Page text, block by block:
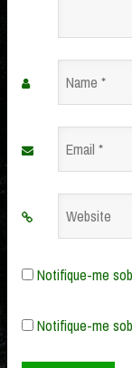
Name
Email
Website
Notifique-me
Notifique-me